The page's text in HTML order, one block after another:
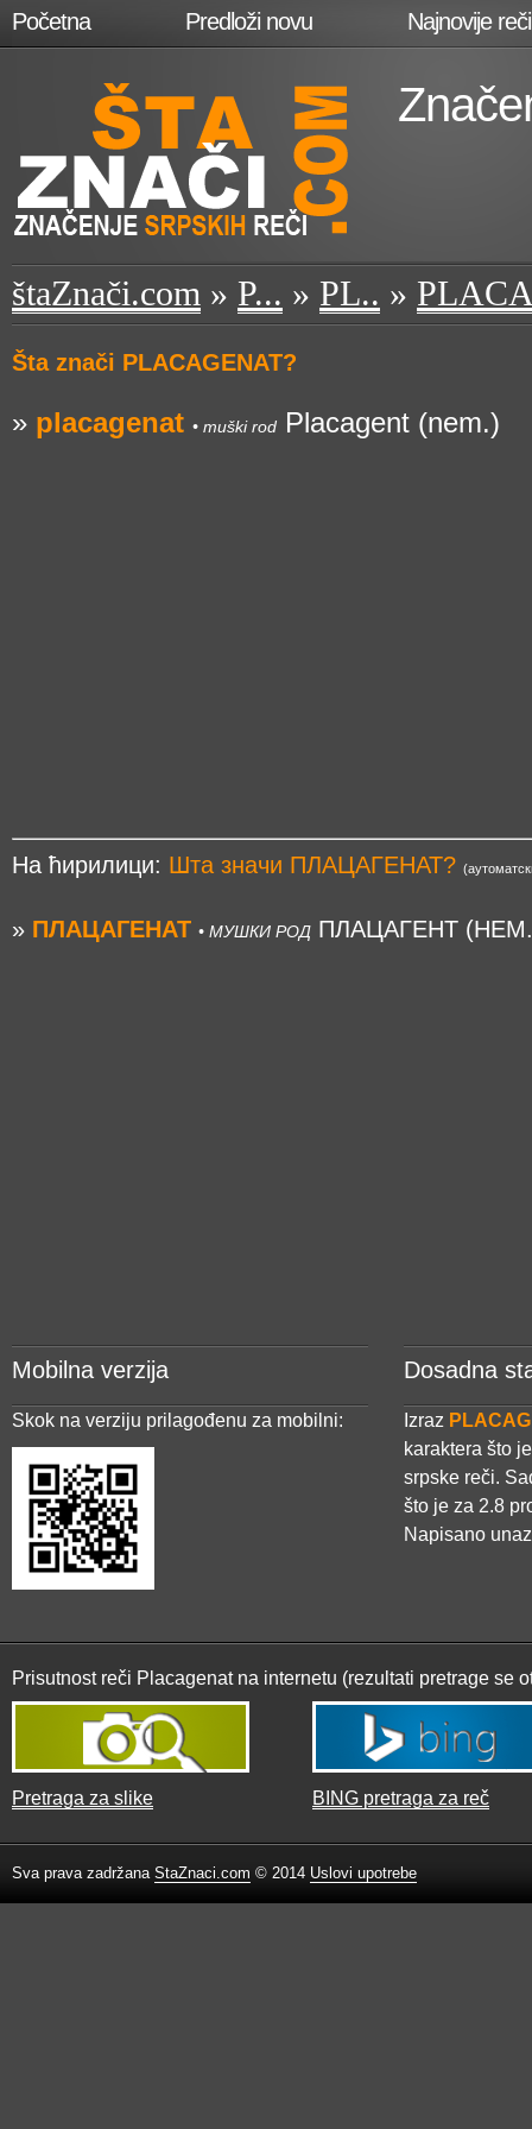
Početna Predloži novu Najnovije reči
štaZnači.com » P... » PL.. »
Šta znači PLACAGENAT?
» placagenat • muški rod Placagent (nem.)
На ћирилици: Шта значи ПЛАЦАГЕНАТ?
» ПЛАЦАГЕНАТ • МУШКИ РОД ПЛАЦАГЕНТ
Mobilna verzija
Skok na verziju prilagođenu za mobilni:
Dosadna
Izraz
karaktera što
srpske reči.
što je za 2.8
Napisano
Prisutnost reči Placagenat na internetu (rezultati pretrage se
Pretraga za slike BING pretraga za reč
Sva prava zadržana StaZnaci.com © 2014 Uslovi upotrebe